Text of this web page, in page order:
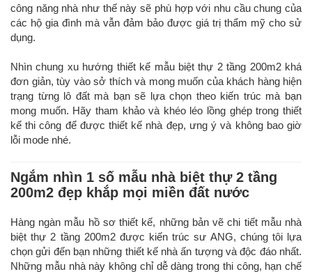
công năng nhà như thế này sẽ phù hợp với nhu cầu chung của
các hộ gia đình mà vẫn đảm bảo được giá trị thẩm mỹ cho sử
dụng.
Nhìn chung xu hướng thiết kế mẫu biệt thự 2 tầng 200m2 khá
đơn giản, tùy vào sở thích và mong muốn của khách hàng hiện
trạng từng lô đất mà bạn sẽ lựa chọn theo kiến trúc mà bạn
mong muốn. Hãy tham khảo và khéo léo lồng ghép trong thiết
kế thi công để được thiết kế nhà đẹp, ưng ý và không bao giờ
lỗi mode nhé.
Ngắm nhìn 1 số mẫu nhà biệt thự 2 tầng
200m2 đẹp khắp mọi miền đất nước
Hàng ngàn mẫu hồ sơ thiết kế, những bản vẽ chi tiết mẫu nhà
biệt thự 2 tầng 200m2 được kiến trúc sư ANG, chúng tôi lựa
chọn gửi đến bạn những thiết kế nhà ấn tượng và độc đáo nhất.
Những mẫu nhà này không chỉ dễ dàng trong thi công, hạn chế